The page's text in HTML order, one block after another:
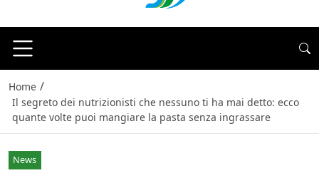
Home /
Il segreto dei nutrizionisti che nessuno ti ha mai detto: ecco
quante volte puoi mangiare la pasta senza ingrassare
News